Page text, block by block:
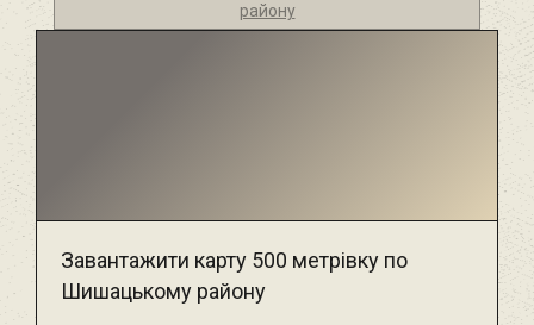
району
Завантажити карту 500 метрівку по
Шишацькому району